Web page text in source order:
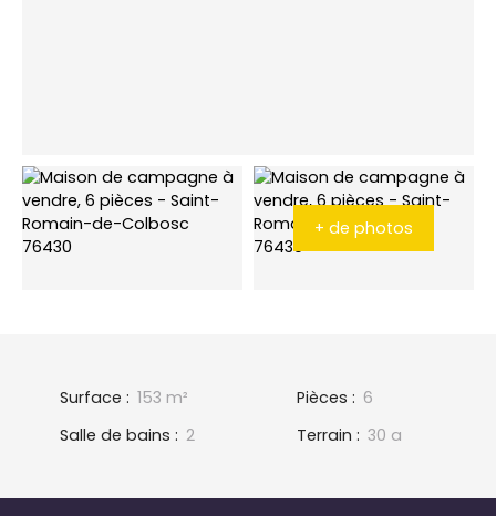
+ de photos
Surface : 153 m² Pièces : 6
Salle de bains : 2 Terrain : 30 a